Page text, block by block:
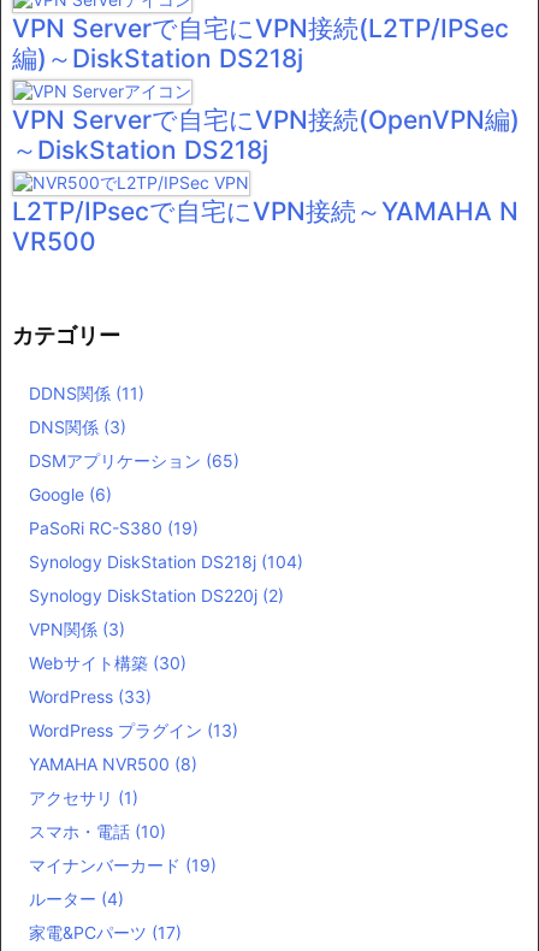
VPN Serverで自宅にVPN接続(L2TP/IPSec
編)～DiskStation DS218j
VPN Serverで自宅にVPN接続(OpenVPN編)
～DiskStation DS218j
L2TP/IPsecで自宅にVPN接続～YAMAHA N
VR500
カテゴリー
DDNS関係 (11)
DNS関係 (3)
DSMアプリケーション (65)
Google (6)
PaSoRi RC-S380 (19)
Synology DiskStation DS218j (104)
Synology DiskStation DS220j (2)
VPN関係 (3)
Webサイト構築 (30)
WordPress (33)
WordPress プラグイン (13)
YAMAHA NVR500 (8)
アクセサリ (1)
スマホ・電話 (10)
マイナンバーカード (19)
ルーター (4)
家電&PCパーツ (17)